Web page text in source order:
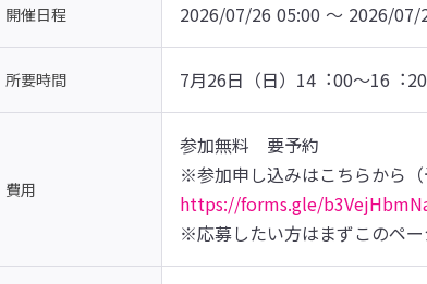
開催日程 2026/07/26 05:00 〜 2026/07/
所要時間 7⽉26⽇（⽇）14︓00〜
費用
参加無料　要予約
https://forms.gle/
※応募したい方はまずこのペ